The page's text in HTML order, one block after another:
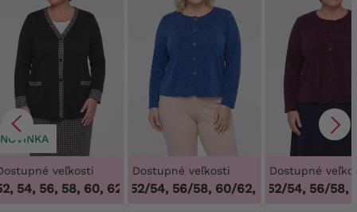
NOVINKA
veľkosti
54, 56, 58, 60, 62, 64,48, 50, 52, 54, 56, 58, 60, 62, 64
Dostupné veľkosti
48/50, 52/54, 56/58, 60/62,48/50, 52/54,
Dostupné
48/50, 52/54, 56/58,